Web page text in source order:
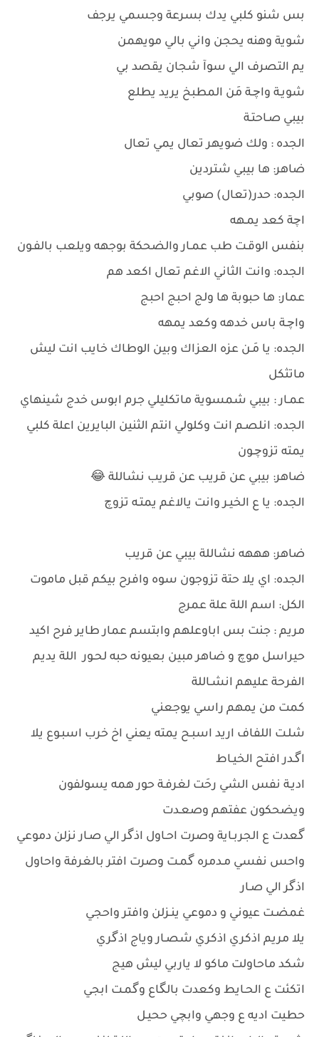
بس شنو كلبي يدك بسرعة وجسمي يرجف
شوية وهنه يحجن واني بالي مويهمن
يم التصرف الي سوآ شجان يقصد بي
شويـة واچـة مَن المطبخ يريد يطلع
بيبي صـاحتـة
الجده : ولك ضويهر تعال يمي تعال
ضاهر: ها بيبي شتردين
الجده: حدر(تعال) صوبي
اچة كعد يمـهه
بنفس الوقـت طب عمـار والضحكة بوجهه ويلعب بالفـون
الجده: وانت الثاني الاغم تعال اكعد هم
عمار: ها حبوبة ها ولج احبج احبج
واچـة باس خدهه وكعد يمهه
الجده: يا مَـن عزه العزاك وبين الوطاك خايب انت ليش
ماتثكل
عمـار : بيبي شمسوية ماتكليلي جرم ابوس خدج شينهاي
الجده: انلصـم انت وكلولي انتم الثنين البايرين اعلة كلبي
يمته تزوچـون
ضاهر: بيبي عن قريب عن قريب نشاللة 😂
الجده: يا ع الخيـر وانت يالاغم يمتـه تزوچ
ضاهر: هههه نشاللة بيبي عن قريب
الجده: اي يلا حتة تزوجون سوه وافرح بيكم قبل ماموت
الكل: اسم اللة علة عمرج
مريم : جنت بس اباوعلهم وابتسم عمار طاير فرح اكيد
حيراسل موچ و ضاهر مبين بعيونه حبه لحـور اللة يديم
الفرحة عليهم انشـاللة
كمت من يمهم راسي يوجعني
شلـت اللفاف اريد اسبـح يمته يعني اخ خرب اسبـوع يلا
اگـدر افتح الخيـاط
اديـة نفس الشي رحَت لغرفـة حور همه يسولفون
ويضحكون عفتهم وصعـدت
گعدت ع الجربـاية وصرت احـاول اذگر الي صـار نزلن دموعي
واحس نفسي مـدمره گمـت وصرت افتر بالغرفة واحاول
اذگر الي صـار
غمضـت عيوني و دموعي ينـزلن وافتر واحجي
يلا مريم اذكري اذكري شصـار وياج اذگري
شكد ماحاولت ماكو لا ياربي ليش هيج
اتكئت ع الحـايط وكعدت بالگاع وگمـت ابجي
حطيت اديه ع وجهي وابچي ححيـل